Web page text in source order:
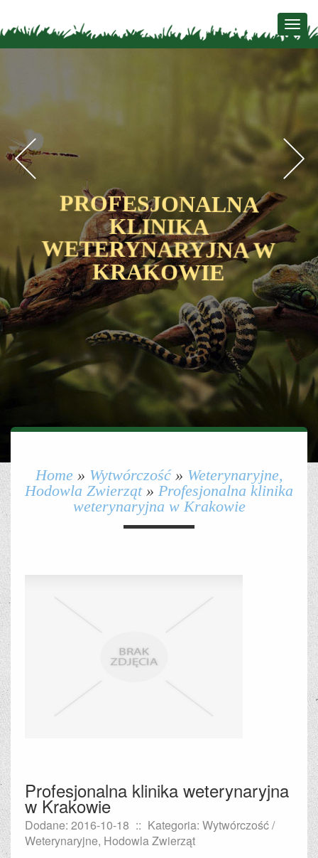
PROFESJONALNA
KLINIKA
WETERYNARYJNA W
KRAKOWIE
Home» Wytwórczość» Weterynaryjne,
Hodowla Zwierząt» Profesjonalna klinika
weterynaryjna w Krakowie
Profesjonalna klinika weterynaryjna
w Krakowie
Dodane: 2016-10-18 :: Kategoria: Wytwórczość /
Weterynaryjne, Hodowla Zwierząt